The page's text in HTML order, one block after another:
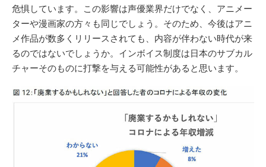
危惧しています。この影響は声優業界だけでなく、アニメー
ターや漫画家の方々も同じでしょう。そのため、今後はアニ
メ作品が数多くリリースされても、内容が伴わない時代が来
るのではないでしょうか。インボイス制度は日本のサブカル
チャーそのものに打撃を与える可能性があると思います。